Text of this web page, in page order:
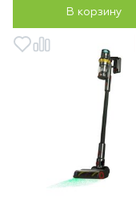
В корзину